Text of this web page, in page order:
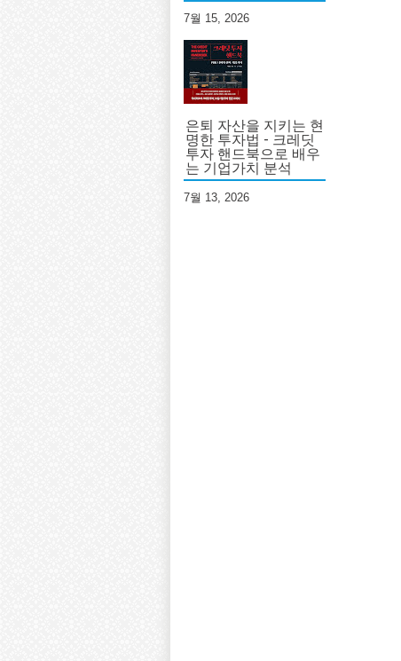
7월 15, 2026
은퇴 자산을 지키는 현
명한 투자법 - 크레딧
투자 핸드북으로 배우
는 기업가치 분석
7월 13, 2026